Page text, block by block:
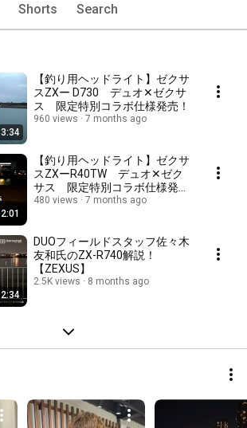
Shorts Search
3:34
【釣り用ヘッドライト】ゼクサ
スZXー D730 デュオ✕ゼクサ
ス 限定特別コラボ仕様発売！
960 views 7 months ago
2:01
【釣り用ヘッドライト】ゼクサ
スZXーR40TW デュオ✕ゼク
サス 限定特別コラボ仕様発
売！
480 views 7 months ago
2:34
DUOフィールドスタッフ佐々木
友和氏のZX-R740解説！
【ZEXUS】
2.5K views 8 months ago